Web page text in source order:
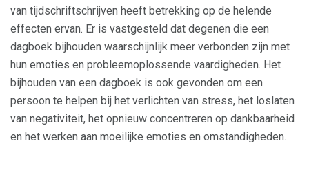
van tijdschriftschrijven heeft betrekking op de helende
effecten ervan. Er is vastgesteld dat degenen die een
dagboek bijhouden waarschijnlijk meer verbonden zijn met
hun emoties en probleemoplossende vaardigheden. Het
bijhouden van een dagboek is ook gevonden om een ​​
persoon te helpen bij het verlichten van stress, het loslaten
van negativiteit, het opnieuw concentreren op dankbaarheid
en het werken aan moeilijke emoties en omstandigheden.